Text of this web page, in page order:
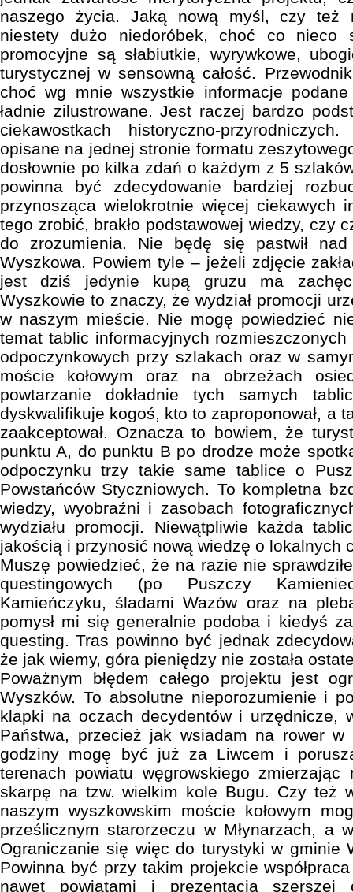
naszego życia. Jaką nową myśl, czy też
niestety dużo niedoróbek, choć co nieco
promocyjne są słabiutkie, wyrywkowe,
turystycznej w sensowną całość.
choć wg mnie wszystkie informacje
ładnie zilustrowane. Jest raczej bardzo
ciekawostkach historyczno-
opisane na jednej stronie formatu
dosłownie po kilka zdań o każdym z 5
powinna być zdecydowanie bardziej
przynosząca wielokrotnie więcej ciekawych
tego zrobić, brakło podstawowej wiedzy, czy
do zrozumienia. Nie będę się pastwił nad
Wyszkowa. Powiem tyle – jeżeli zdjęcie
jest dziś jedynie kupą gruzu ma
Wyszkowie to znaczy, że wydział promocji
w naszym mieście. Nie mogę powiedzieć
temat tablic informacyjnych
odpoczynkowych przy szlakach oraz w
moście kołowym oraz na obrzeżach
powtarzanie dokładnie tych samych
dyskwalifikuje kogoś, kto to zaproponował, a
zaakceptował. Oznacza to bowiem, że
punktu A, do punktu B po drodze może
odpoczynku trzy takie same tablice o
Powstańców Styczniowych. To kompletna
wiedzy, wyobraźni i zasobach
wydziału promocji. Niewątpliwie każda
jakością i przynosić nową wiedzę o lokalnych
Muszę powiedzieć, że na razie nie
questingowych (po Puszczy
Kamieńczyku, śladami Wazów oraz na
pomysł mi się generalnie podoba i kiedyś
questing. Tras powinno być jednak
że jak wiemy, góra pieniędzy nie została
Poważnym błędem całego projektu jest
Wyszków. To absolutne nieporozumienie i
klapki na oczach decydentów i urzędnicze,
Państwa, przecież jak wsiadam na rower w
godziny mogę być już za Liwcem i
terenach powiatu węgrowskiego
skarpę na tzw. wielkim kole Bugu. Czy też
naszym wyszkowskim moście kołowym
prześlicznym starorzeczu w Młynarzach, a
Ograniczanie się więc do turystyki w gminie
Powinna być przy takim projekcie
nawet powiatami i prezentacja szerszej